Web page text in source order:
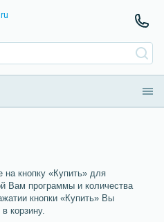
оплаты отсутствует поле
данных?
«ключ на E-Mail» или «в
кнопку «Купить» для
Вам программы и количества
кнопки «Купить» Вы
корзину.